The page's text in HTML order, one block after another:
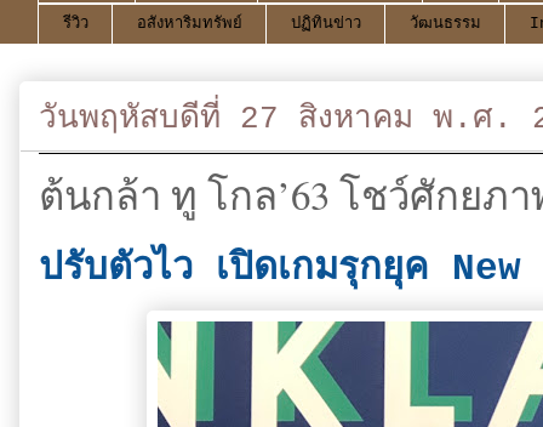
รีวิว อสังหาริมทรัพย์ ปฏิทินข่าว วัฒนธรรม
วันพฤหัสบดีที่ 27 สิงหาคม พ.ศ.
ต้นกล้า ทู โกล’63 โชว์ศักยภ
ปรับตัวไว เปิดเกมรุกยุค